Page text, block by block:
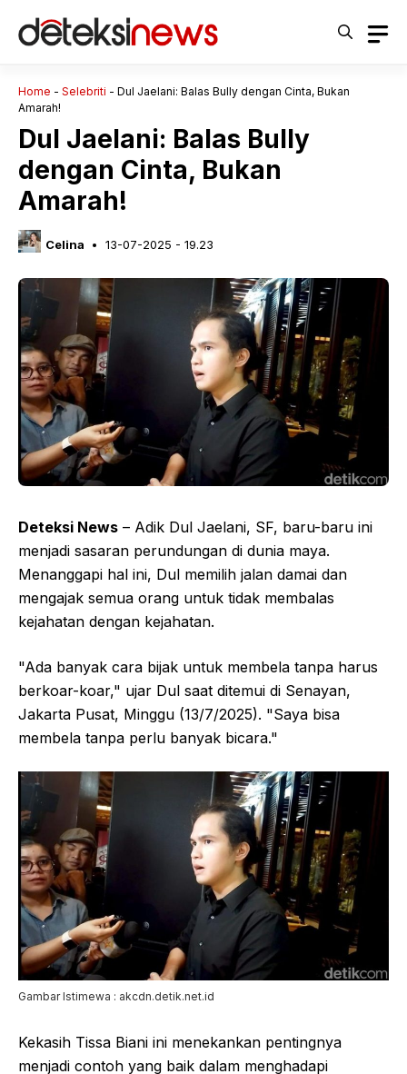
Home - Selebriti - Dul Jaelani: Balas Bully dengan Cinta, Bukan
Amarah!
Dul Jaelani: Balas Bully
dengan Cinta, Bukan
Amarah!
Celina 13-07-2025 - 19.23
Deteksi News – Adik Dul Jaelani, SF, baru-baru ini
menjadi sasaran perundungan di dunia maya.
Menanggapi hal ini, Dul memilih jalan damai dan
mengajak semua orang untuk tidak membalas
kejahatan dengan kejahatan.
"Ada banyak cara bijak untuk membela tanpa harus
berkoar-koar," ujar Dul saat ditemui di Senayan,
Jakarta Pusat, Minggu (13/7/2025). "Saya bisa
membela tanpa perlu banyak bicara."
Gambar Istimewa : akcdn.detik.net.id
Kekasih Tissa Biani ini menekankan pentingnya
menjadi contoh yang baik dalam menghadapi